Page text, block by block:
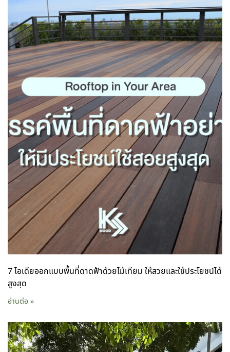
7 ไอเดียออกแบบพื้นที่ดาดฟ้าด้วยไม้เทียม ให้สวยและใช้ประโยชน์ได้
สูงสุด
อ่านต่อ »